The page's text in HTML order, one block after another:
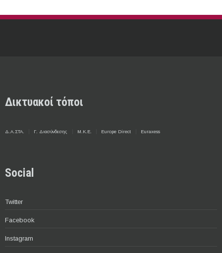
Δικτυακοί τόποι
Δ.Α.ΣΤΑ. Γ. Διασύνδεσης Μ.Κ.Ε. Europe Direct Euraxess
Social
Twitter
Facebook
Instagram